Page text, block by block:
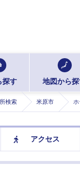
探す 地図から
検索 米原市
アクセス